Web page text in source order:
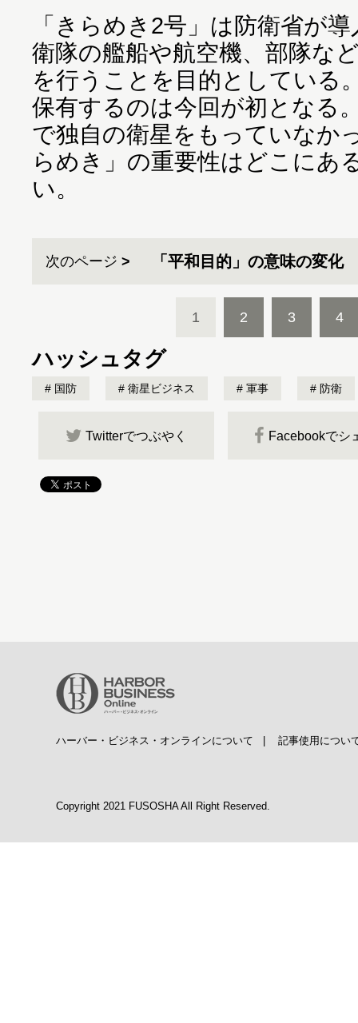
「きらめき2号」は防衛省が
衛隊の艦船や航空機、部隊な
を行うことを目的としている
保有するのは今回が初となる
で独自の衛星をもっていなか
らめき」の重要性はどこにあ
い。
次のページ 「平和目的」の意味の変化
1 2 3 4
ハッシュタグ
国防 衛星ビジネス 軍事 防衛
Twitterでつぶやく Facebookでシ
ハーバー・ビジネス・オンラインについて 記事使用につい
Copyright 2021 FUSOSHA All Right Reserved.